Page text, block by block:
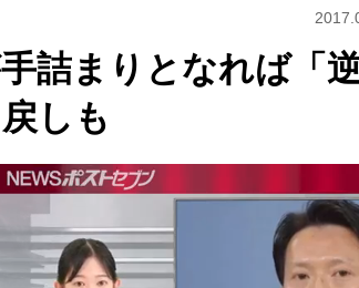
詰まりとなれば「
しも